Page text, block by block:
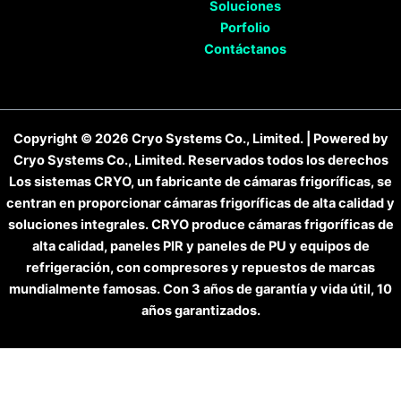
Soluciones
Porfolio
Contáctanos
Copyright © 2026 Cryo Systems Co., Limited. | Powered by
Cryo Systems Co., Limited. Reservados todos los derechos
Los sistemas CRYO, un fabricante de cámaras frigoríficas, se
centran en proporcionar cámaras frigoríficas de alta calidad y
soluciones integrales. CRYO produce cámaras frigoríficas de
alta calidad, paneles PIR y paneles de PU y equipos de
refrigeración, con compresores y repuestos de marcas
mundialmente famosas. Con 3 años de garantía y vida útil, 10
años garantizados.